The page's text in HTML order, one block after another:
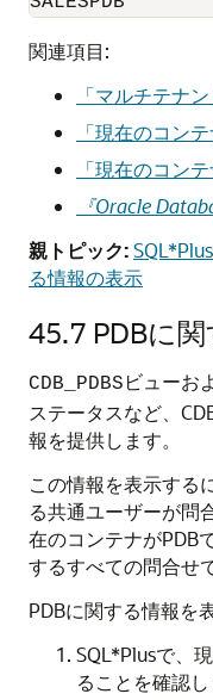
関連項目:
「マルチテナ
「現在のコン
「現在のコン
『Oracle
親トピック:
る情報の表示
45.7 PDBに
CDB_PDBS ビューお
ステータスなど、
報を提供します。
この情報を表示する
る共通ユーザーが問
在のコンテナがPDB
するすべての問合せ
PDBに関する情報を
SQL*Plusで、
ることを確認し